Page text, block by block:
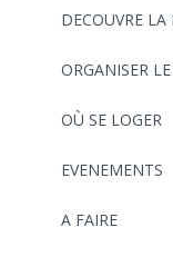
DECOUVRE LA
ORGANISER
OÙ SE LOGER
EVENEMENTS
A FAIRE